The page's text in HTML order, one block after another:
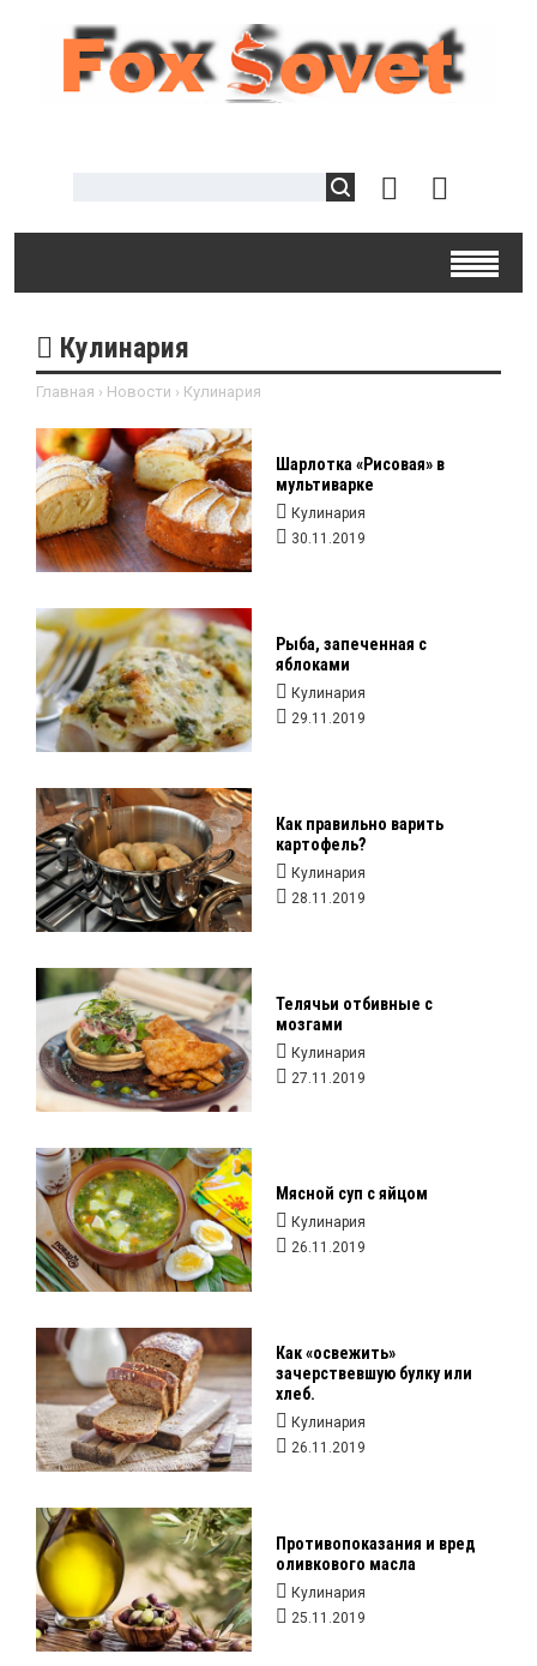
Кулинария
Главная › Новости › Кулинария
Шарлотка «Рисовая» в
мультиварке
Кулинария
30.11.2019
Рыба, запеченная с
яблоками
Кулинария
29.11.2019
Как правильно варить
картофель?
Кулинария
28.11.2019
Телячьи отбивные с
мозгами
Кулинария
27.11.2019
Мясной суп с яйцом
Кулинария
26.11.2019
Как «освежить»
зачерствевшую булку или
хлеб.
Кулинария
26.11.2019
Противопоказания и вред
оливкового масла
Кулинария
25.11.2019